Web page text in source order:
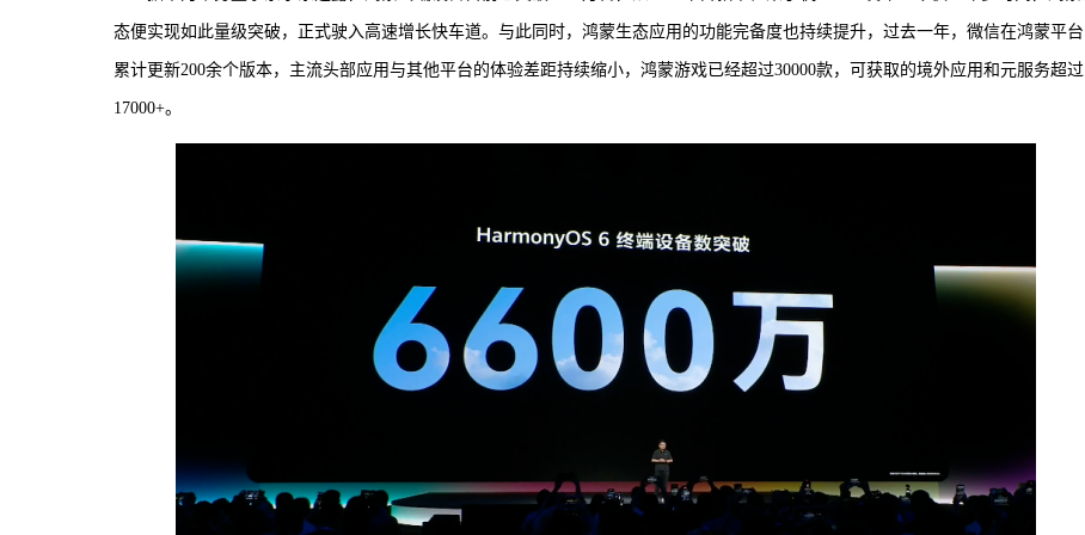
态便实现如此量级突破，正式驶入高速增长快车道。与此同时，鸿蒙生态应用的功能完备度也持续提升，过去一年，微信在鸿蒙平台
累计更新200余个版本，主流头部应用与其他平台的体验差距持续缩小，鸿蒙游戏已经超过30000款，可获取的境外应用和元服务超过
17000+。